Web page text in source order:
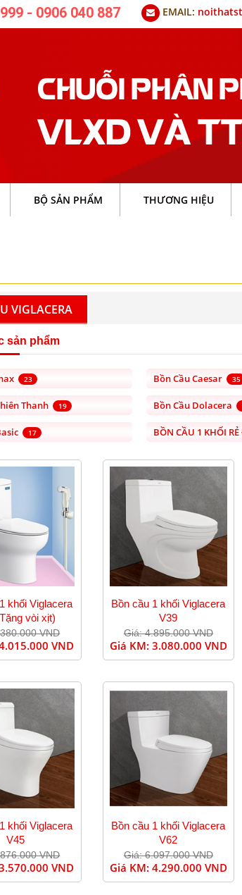
- 0906 040 887 EMAIL:
BỘ SẢN PHẨM THƯƠNG HIỆU
VIGLACERA
sản phẩm
23 Bồn Cầu Caesar 35
Thanh 19 Bồn Cầu Dolacera
17 BỒN CẦU 1 KHỐI
khối Viglacera
vòi xịt)
VND
VND
Bồn cầu 1 khối Viglacera
V39
Giá: 4.895.000 VND
Giá KM: 3.080.000 VND
khối Viglacera
V45
VND
VND
Bồn cầu 1 khối Viglacera
V62
Giá: 6.097.000 VND
Giá KM: 4.290.000 VND